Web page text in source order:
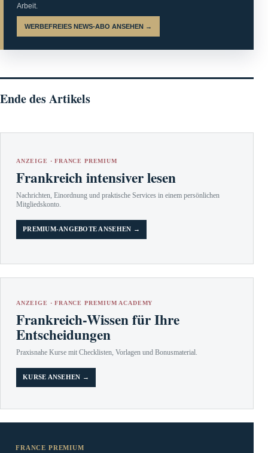
Arbeit.
WERBEFREIES NEWS-ABO ANSEHEN →
Ende des Artikels
ANZEIGE · FRANCE PREMIUM
Frankreich intensiver lesen
Nachrichten, Einordnung und praktische Services in einem persönlichen
Mitgliedskonto.
PREMIUM-ANGEBOTE ANSEHEN →
ANZEIGE · FRANCE PREMIUM ACADEMY
Frankreich-Wissen für Ihre
Entscheidungen
Praxisnahe Kurse mit Checklisten, Vorlagen und Bonusmaterial.
KURSE ANSEHEN →
FRANCE PREMIUM